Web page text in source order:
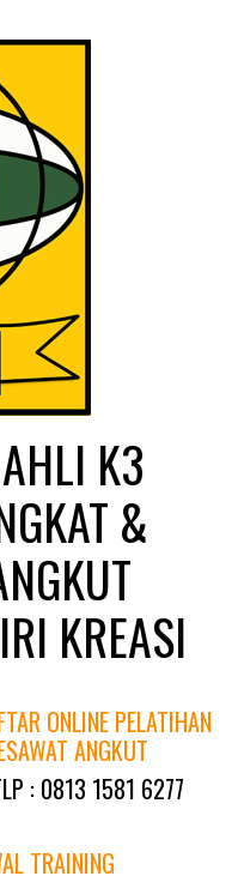
K3
&
KREASI
ONLINE PELATIHAN
ANGKUT
: 0813 1581 6277
TRAINING